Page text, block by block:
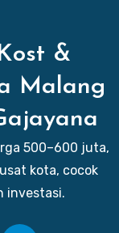
&
Malang
500–600 juta,
kota, cocok
investasi.